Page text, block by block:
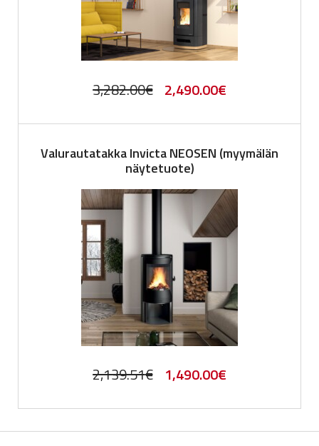
3,282.00€ Original
3,282.00€.
2,490.00€Current
2,490.00€.
Valurautatakka Invicta NEOSEN (myymälän
näytetuote)
2,139.51€ Original
1,490.00€Current